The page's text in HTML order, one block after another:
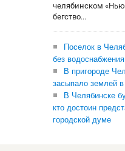
челябинском
бегство...
Поселок в
без водоснабжения
В пригороде
засыпало землей
В Челябинске
кто достоин
городской думе